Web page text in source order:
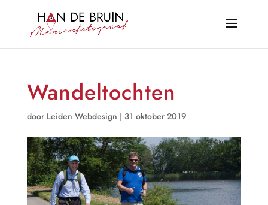
Wandeltochten
door Leiden Webdesign | 31 oktober 2019